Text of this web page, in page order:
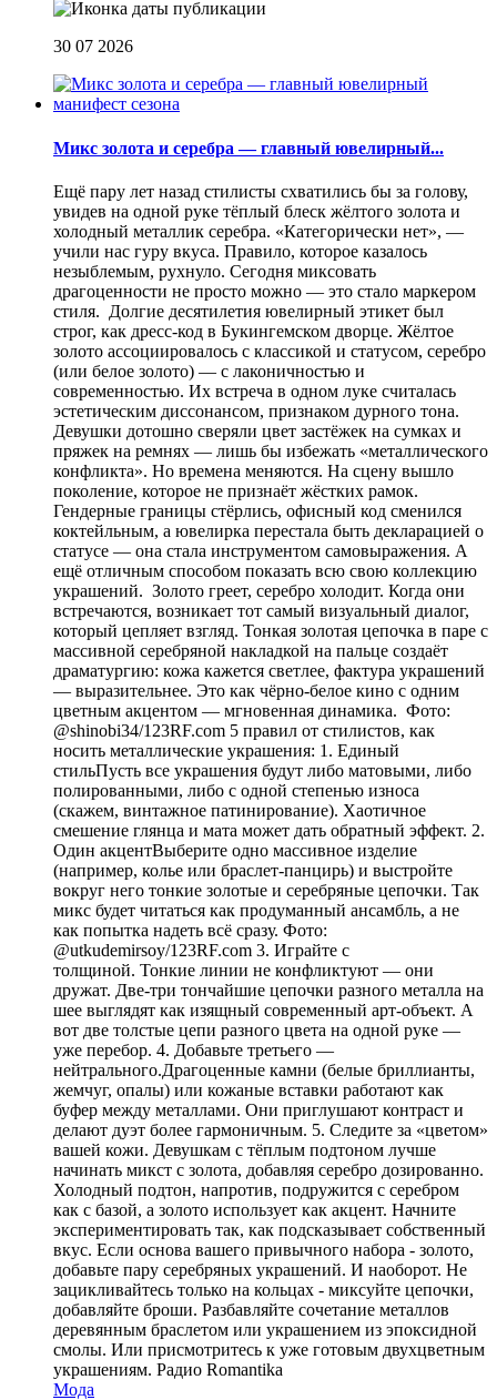
30 07 2026
Микс золота и серебра — главный ювелирный...
Ещё пару лет назад стилисты схватились бы за голову,
увидев на одной руке тёплый блеск жёлтого золота и
холодный металлик серебра. «Категорически нет», —
учили нас гуру вкуса. Правило, которое казалось
незыблемым, рухнуло. Сегодня миксовать
драгоценности не просто можно — это стало маркером
стиля. Долгие десятилетия ювелирный этикет был
строг, как дресс-код в Букингемском дворце. Жёлтое
золото ассоциировалось с классикой и статусом, серебро
(или белое золото) — с лаконичностью и
современностью. Их встреча в одном луке считалась
эстетическим диссонансом, признаком дурного тона.
Девушки дотошно сверяли цвет застёжек на сумках и
пряжек на ремнях — лишь бы избежать «металлического
конфликта». Но времена меняются. На сцену вышло
поколение, которое не признаёт жёстких рамок.
Гендерные границы стёрлись, офисный код сменился
коктейльным, а ювелирка перестала быть декларацией о
статусе — она стала инструментом самовыражения. А
ещё отличным способом показать всю свою коллекцию
украшений. Золото греет, серебро холодит. Когда они
встречаются, возникает тот самый визуальный диалог,
который цепляет взгляд. Тонкая золотая цепочка в паре с
массивной серебряной накладкой на пальце создаёт
драматургию: кожа кажется светлее, фактура украшений
— выразительнее. Это как чёрно-белое кино с одним
цветным акцентом — мгновенная динамика. Фото:
@shinobi34/123RF.com 5 правил от стилистов, как
носить металлические украшения: 1. Единый
стильПусть все украшения будут либо матовыми, либо
полированными, либо с одной степенью износа
(скажем, винтажное патинирование). Хаотичное
смешение глянца и мата может дать обратный эффект. 2.
Один акцентВыберите одно массивное изделие
(например, колье или браслет-панцирь) и выстройте
вокруг него тонкие золотые и серебряные цепочки. Так
микс будет читаться как продуманный ансамбль, а не
как попытка надеть всё сразу. Фото:
@utkudemirsoy/123RF.com 3. Играйте с
толщиной. Тонкие линии не конфликтуют — они
дружат. Две-три тончайшие цепочки разного металла на
шее выглядят как изящный современный арт-объект. А
вот две толстые цепи разного цвета на одной руке —
уже перебор. 4. Добавьте третьего —
нейтрального.Драгоценные камни (белые бриллианты,
жемчуг, опалы) или кожаные вставки работают как
буфер между металлами. Они приглушают контраст и
делают дуэт более гармоничным. 5. Следите за «цветом»
вашей кожи. Девушкам с тёплым подтоном лучше
начинать микст с золота, добавляя серебро дозированно.
Холодный подтон, напротив, подружится с серебром
как с базой, а золото использует как акцент. Начните
экспериментировать так, как подсказывает собственный
вкус. Если основа вашего привычного набора - золото,
добавьте пару серебряных украшений. И наоборот. Не
зацикливайтесь только на кольцах - миксуйте цепочки,
добавляйте броши. Разбавляйте сочетание металлов
деревянным браслетом или украшением из эпоксидной
смолы. Или присмотритесь к уже готовым двухцветным
украшениям. Радио Romantika
Мода